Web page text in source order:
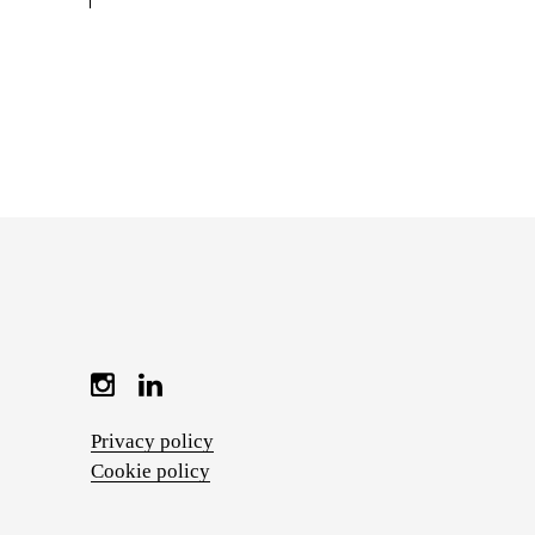
Privacy policy
Cookie policy